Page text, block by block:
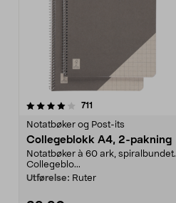
711
Notatbøker og Post-its
Collegeblokk A4, 2-pakning
Notatbøker à 60 ark, spiralbundet.
Collegeblo...
Utførelse: Ruter
4.0 av 5 stjerner